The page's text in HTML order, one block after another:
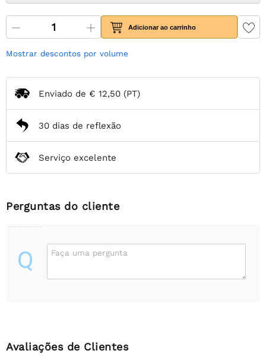
Adicionar ao carrinho
Mostrar descontos por volume
Enviado de € 12,50 (PT)
30 dias de reflexão
Serviço excelente
Perguntas do cliente
Q Faça uma pergunta
Avaliações de Clientes